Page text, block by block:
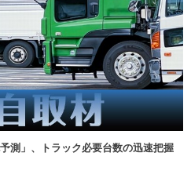
測」、トラック必要台数の迅速把握